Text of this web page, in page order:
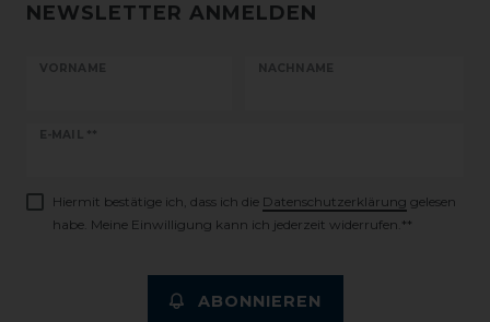
NEWSLETTER ANMELDEN
VORNAME NACHNAME
E-MAIL **
Newsletter
Hiermit bestätige ich, dass ich die Daten­schutz­erklärung gelesen
habe. Meine Einwilligung kann ich jederzeit widerrufen.**
ABONNIEREN